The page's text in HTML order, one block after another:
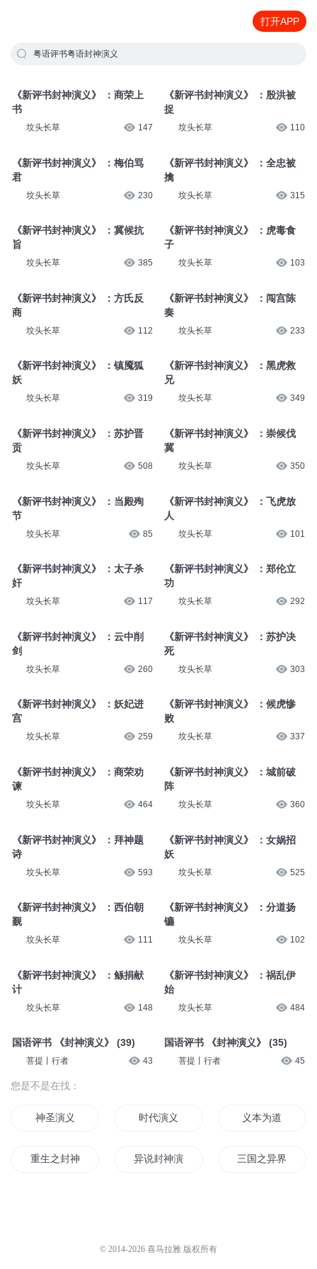
打开APP
粤语评书粤语封神演义
《新评书封神演义》 ：商荣上
书
坟头长草 147
《新评书封神演义》 ：梅伯骂
君
坟头长草 230
《新评书封神演义》 ：冀候抗
旨
坟头长草 385
《新评书封神演义》 ：方氏反
商
坟头长草 112
《新评书封神演义》 ：镇魇狐
妖
坟头长草 319
《新评书封神演义》 ：苏护晋
贡
坟头长草 508
《新评书封神演义》 ：当殿殉
节
坟头长草 85
《新评书封神演义》 ：太子杀
奸
坟头长草 117
《新评书封神演义》 ：云中削
剑
坟头长草 260
《新评书封神演义》 ：妖妃进
宫
坟头长草 259
《新评书封神演义》 ：商荣劝
谏
坟头长草 464
《新评书封神演义》 ：拜神题
诗
坟头长草 593
《新评书封神演义》 ：西伯朝
觐
坟头长草 111
《新评书封神演义》 ：鲧捐献
计
坟头长草 148
国语评书 《封神演义》 (39)
菩提丨行者 43
《新评书封神演义》 ：殷洪被
捉
坟头长草 110
《新评书封神演义》 ：全忠被
擒
坟头长草 315
《新评书封神演义》 ：虎毒食
子
坟头长草 103
《新评书封神演义》 ：闯宫陈
奏
坟头长草 233
《新评书封神演义》 ：黑虎救
兄
坟头长草 349
《新评书封神演义》 ：崇候伐
冀
坟头长草 350
《新评书封神演义》 ：飞虎放
人
坟头长草 101
《新评书封神演义》 ：郑伦立
功
坟头长草 292
《新评书封神演义》 ：苏护决
死
坟头长草 303
《新评书封神演义》 ：候虎惨
败
坟头长草 337
《新评书封神演义》 ：城前破
阵
坟头长草 360
《新评书封神演义》 ：女娲招
妖
坟头长草 525
《新评书封神演义》 ：分道扬
镳
坟头长草 102
《新评书封神演义》 ：祸乱伊
始
坟头长草 484
国语评书 《封神演义》 (35)
菩提丨行者 45
您是不是在找：
神圣演义 时代演义 义本为道
重生之封神演义 异说封神演义 三国之异界封神
© 2014-2026 喜马拉雅 版权所有